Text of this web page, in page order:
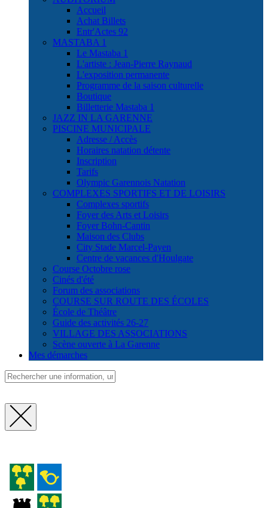
Accueil
Achat Billets
Entr'Actes 92
MASTABA 1
Le Mastaba 1
L'artiste : Jean-Pierre Raynaud
L'exposition permanente
Programme de la saison culturelle
Boutique
Billetterie Mastaba 1
JAZZ IN LA GARENNE
PISCINE MUNICIPALE
Adresse / Accès
Horaires natation détente
Inscription
Tarifs
Olympic Garennois Natation
COMPLEXES SPORTIFS ET DE LOISIRS
Complexes sportifs
Foyer des Arts et Loisirs
Foyer Bohn-Cantin
Maison des Clubs
City Stade Marcel-Payen
Centre de vacances d'Houlgate
Course Octobre rose
Cinés d'été
Forum des associations
COURSE SUR ROUTE DES ÉCOLES
École de Théâtre
Guide des activités 26-27
VILLAGE DES ASSOCIATIONS
Scène ouverte à La Garenne
Mes démarches
Fermer